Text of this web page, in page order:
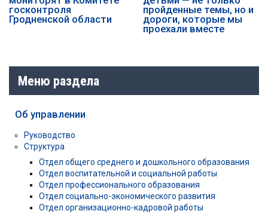
госконтроля
Гродненской области
пройденные темы, но и
дороги, которые мы
проехали вместе
Меню раздела
Об управлении
Руководство
Структура
Отдел общего среднего и дошкольного образования
Отдел воспитательной и социальной работы
Отдел профессионального образования
Отдел социально-экономического развития
Отдел организационно-кадровой работы